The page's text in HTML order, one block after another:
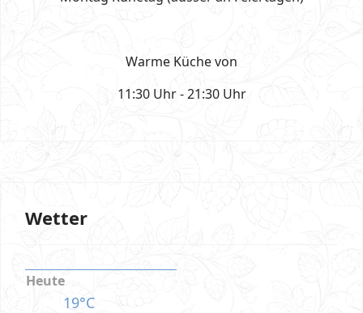
Warme Küche von
11:30 Uhr - 21:30 Uhr
Wetter
Heute
19°C